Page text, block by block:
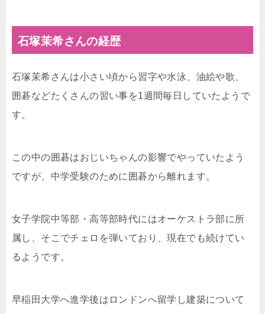
石塚茉希さんの経歴
石塚茉希さんは小さい頃から習字や水泳、油絵や歌、
囲碁などたくさんの習い事を1週間毎日していたようで
す。
この中の囲碁はおじいちゃんの影響でやっていたよう
ですが、中学受験のために囲碁から離れます。
女子学院中等部・高等部時代にはオーケストラ部に所
属し、そこでチェロを弾いており、現在でも続けてい
るようです。
早稲田大学へ進学後はロンドンへ留学し建築について